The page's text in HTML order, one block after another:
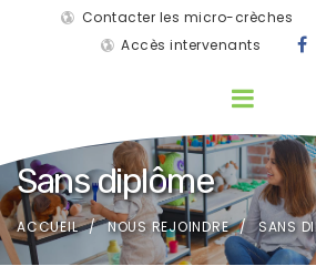
Contacter les micro-crèches
Accès intervenants
Sans diplôme
ACCUEIL NOUS REJOINDRE SANS